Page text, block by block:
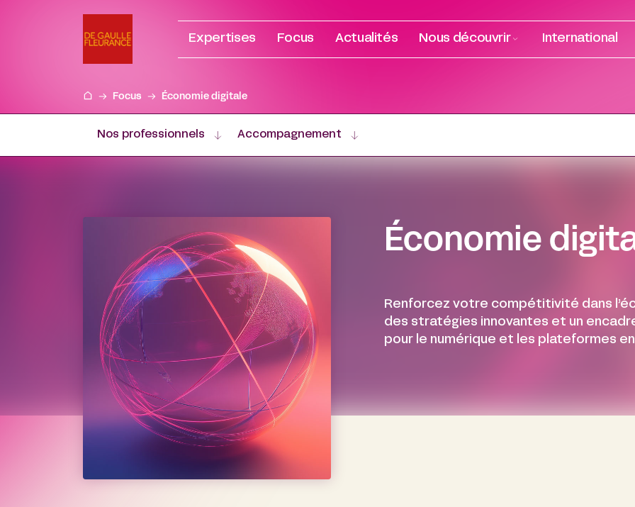
Expertises Focus Actualités Nous découvrir International
Focus Économie digitale
Économie
Renforcez votre compétitivité dans
des stratégies innovantes et un
pour le numérique et les plateformes en
Nos professionnels Accompagnement